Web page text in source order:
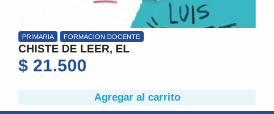
PRIMARIA FORMACION DOCENTE
CHISTE DE LEER, EL
$ 21.500
Agregar al carrito